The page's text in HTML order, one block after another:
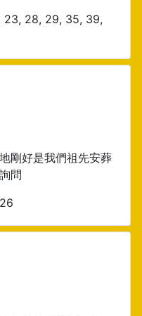
23, 28, 29, 35, 39,
剛好是我們祖先安葬
問